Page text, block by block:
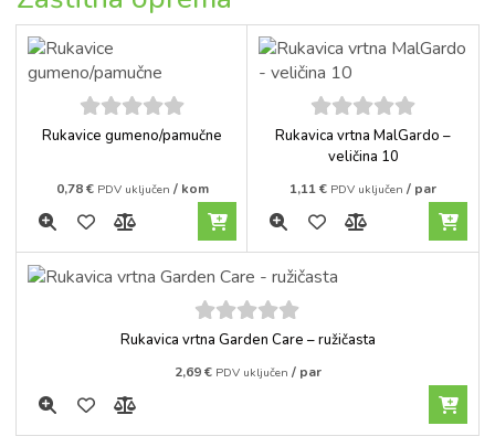
5out of
Rukavice gumeno/pamučne
0,78€ PDV uključen / kom
5out of
Rukavica vrtna MalGardo –
veličina 10
1,11€ PDV uključen / par
5out of
Rukavica vrtna Garden Care – ružičasta
2,69€ PDV uključen / par